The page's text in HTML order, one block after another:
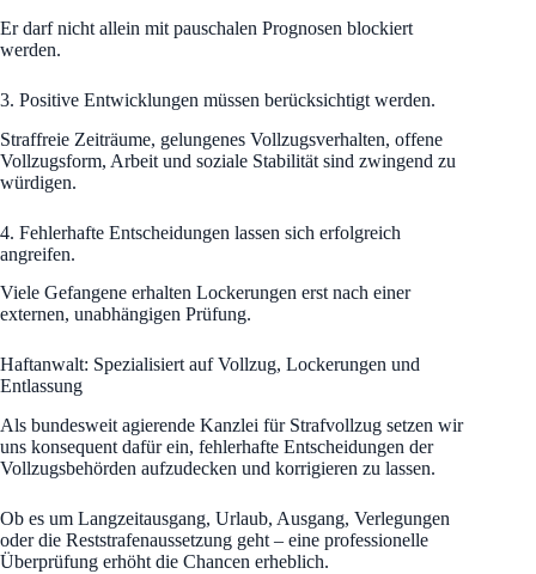
Er darf nicht allein mit pauschalen Prognosen blockiert
werden.
3. Positive Entwicklungen müssen berücksichtigt werden.
Straffreie Zeiträume, gelungenes Vollzugsverhalten, offene
Vollzugsform, Arbeit und soziale Stabilität sind zwingend zu
würdigen.
4. Fehlerhafte Entscheidungen lassen sich erfolgreich
angreifen.
Viele Gefangene erhalten Lockerungen erst nach einer
externen, unabhängigen Prüfung.
Haftanwalt: Spezialisiert auf Vollzug, Lockerungen und
Entlassung
Als bundesweit agierende Kanzlei für Strafvollzug setzen wir
uns konsequent dafür ein, fehlerhafte Entscheidungen der
Vollzugsbehörden aufzudecken und korrigieren zu lassen.
Ob es um Langzeitausgang, Urlaub, Ausgang, Verlegungen
oder die Reststrafenaussetzung geht – eine professionelle
Überprüfung erhöht die Chancen erheblich.